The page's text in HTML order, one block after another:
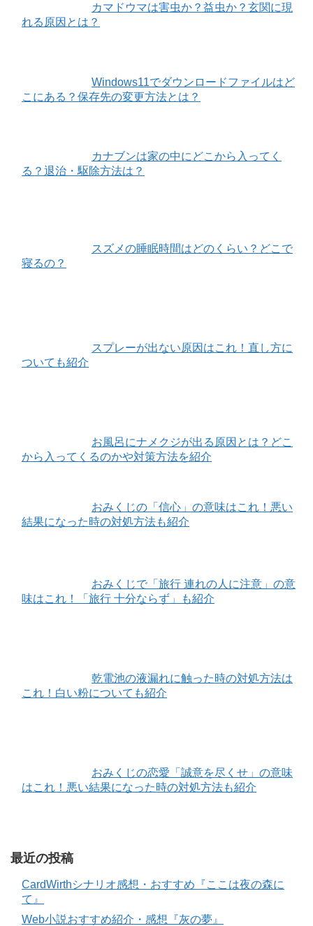
カマドウマは害虫か？益虫か？玄関に現
れる原因とは？
Windows11でダウンロードファイルはど
こにある？保存先の変更方法とは？
カナブンは家の中にどこから入ってく
る？退治・駆除方法は？
スズメの睡眠時間はどのくらい？どこで
寝るの？
スプレーが出ない原因はこれ！直し方に
ついても紹介
お風呂にナメクジが出る原因とは？どこ
から入ってくるのかや対策方法を紹介
おみくじの「信心」の意味はこれ！悪い
結果になった時の対処方法も紹介
おみくじで「旅行 連れの人に注意」の意
味はこれ！「旅行 十分ならず」も紹介
乾電池の液漏れに触った時の対処方法は
これ！白い粉についても紹介
おみくじの恋愛「誠意を尽くせ」の意味
はこれ！悪い結果になった時の対処方法も紹介
最近の投稿
CardWirthシナリオ感想・おすすめ『ここは夜の森に
て』
Web小説おすすめ紹介・感想『灰の夢』